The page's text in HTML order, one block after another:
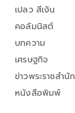
เปลว สีเงิน
คอลัมนิสต์
บทความ
เศรษฐกิจ
ข่าวพระราชสำนัก
หนังสือพิมพ์